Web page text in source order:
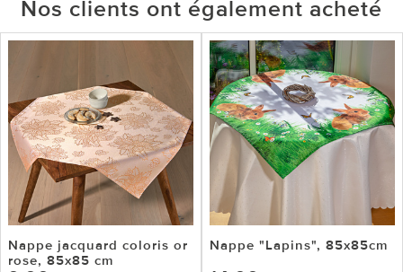
Nos clients ont également acheté
Nappe jacquard coloris or
rose, 85x85 cm
Nappe "Lapins", 85x85cm